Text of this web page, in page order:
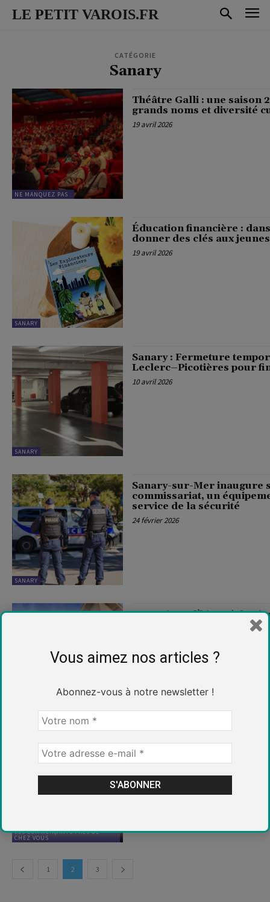
LE PETIT VAROIS.FR
CATÉGORIE
Sanary
NE MANQUEZ PAS :
Théâtre Galli : une saison
grands noms et diversité
19 avril 2026
SANARY
Éducation financière :
donner des clés aux jeunes
19 avril 2026
SANARY
Sanary : Fermeture
Leclerc–Picotières pour
10 avril 2026
SANARY
Sanary-sur-Mer inaugure
commissariat, un
service de la sécurité
24 février 2026
Une saison d’hiver
LES COMMERÇANTS PRÈS DE
CHEZ VOUS
Sanary : La Pause
première bougie et
gourmand pour fêter
30 novembre 2025
1 2 3
Vous aimez nos articles ?
Abonnez-vous à notre newsletter !